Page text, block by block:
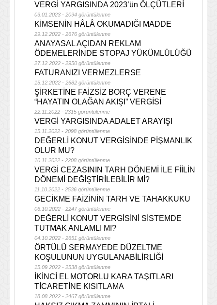
VERGİ YARGISINDA 2023’ün ÖLÇÜTLERİ
03.01.2023 - 2094 görüntülenme
KİMSENİN HÂLÂ OKUMADIĞI MADDE
29.12.2022 - 2676 görüntülenme
ANAYASAL AÇIDAN REKLAM
ÖDEMELERİNDE STOPAJ YÜKÜMLÜLÜĞÜ
27.12.2022 - 2950 görüntülenme
FATURANIZI VERMEZLERSE
15.12.2022 - 2682 görüntülenme
ŞİRKETİNE FAİZSİZ BORÇ VERENE
“HAYATIN OLAĞAN AKIŞI” VERGİSİ
22.11.2022 - 2315 görüntülenme
VERGİ YARGISINDA ADALET ARAYIŞI
15.11.2022 - 2098 görüntülenme
DEĞERLİ KONUT VERGİSİNDE PİŞMANLIK
OLUR MU?
10.11.2022 - 2208 görüntülenme
VERGİ CEZASININ TARH DÖNEMİ İLE FİİLİN
DÖNEMİ DEĞİŞTİRİLEBİLİR Mİ?
11.10.2022 - 2536 görüntülenme
GECİKME FAİZİNİN TARH VE TAHAKKUKU
06.10.2022 - 2247 görüntülenme
DEĞERLİ KONUT VERGİSİNİ SİSTEMDE
TUTMAK ANLAMLI MI?
04.10.2022 - 2651 görüntülenme
ÖRTÜLÜ SERMAYEDE DÜZELTME
KOŞULUNUN UYGULANABİLİRLİĞİ
15.09.2022 - 2538 görüntülenme
İKİNCİ EL MOTORLU KARA TAŞITLARI
TİCARETİNE KISITLAMA
18.08.2022 - 2467 görüntülenme